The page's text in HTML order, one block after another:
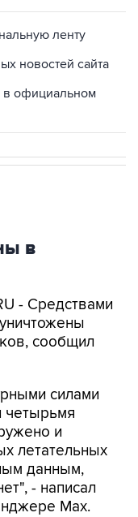
ленту
новостей сайта
в официальном
в
- Средствами
сообщил
силами
и
летательных
данным,
- написал
Max.